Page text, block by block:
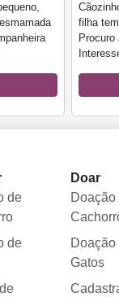
filha
de
de
Doar
Doação
Doação
Gatos